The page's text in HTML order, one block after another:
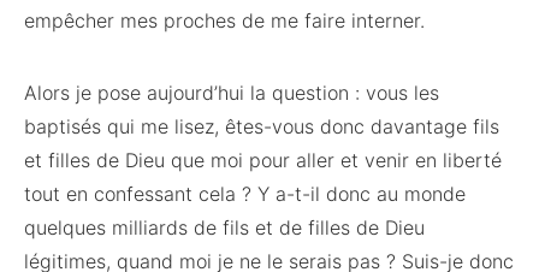
empêcher mes proches de me faire interner.
Alors je pose aujourd’hui la question : vous les
baptisés qui me lisez, êtes-vous donc davantage fils
et filles de Dieu que moi pour aller et venir en liberté
tout en confessant cela ? Y a-t-il donc au monde
quelques milliards de fils et de filles de Dieu
légitimes, quand moi je ne le serais pas ? Suis-je donc